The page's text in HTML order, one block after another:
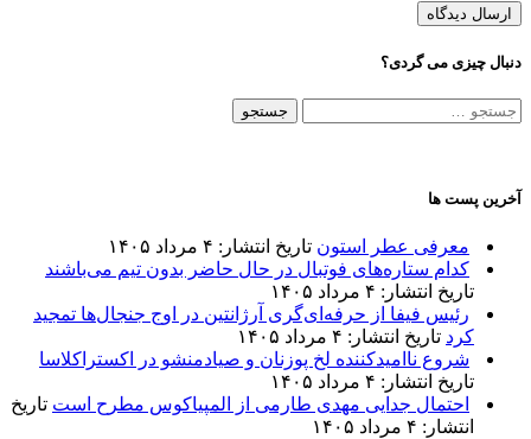
دنبال چیزی می گردی؟
جستجو
آخرین پست ها
معرفی عطر استون تاریخ انتشار: ۴ مرداد ۱۴۰۵
کدام ستاره‌های فوتبال در حال حاضر بدون تیم می‌باشند
تاریخ انتشار: ۴ مرداد ۱۴۰۵
رئیس فیفا از حرفه‌ای‌گری آرژانتین در اوج جنجال‌ها تمجید
کرد تاریخ انتشار: ۴ مرداد ۱۴۰۵
شروع ناامیدکننده لخ پوزنان و صیادمنشو در اکستراکلاسا
تاریخ انتشار: ۴ مرداد ۱۴۰۵
احتمال جدایی مهدی طارمی از المپیاکوس مطرح است تاریخ
انتشار: ۴ مرداد ۱۴۰۵